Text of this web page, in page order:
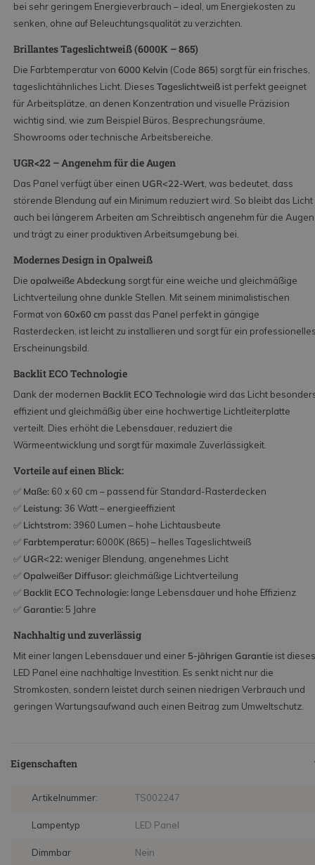
bei sehr geringem Energieverbrauch – ideal, um Energiekosten zu
senken, ohne auf Beleuchtungsqualität zu verzichten.
Brillantes Tageslichtweiß (6000K – 865)
Die Farbtemperatur von 6000 Kelvin (Code 865) sorgt für ein frisches,
tageslichtähnliches Licht. Dieses Tageslichtweiß ist perfekt geeignet
für Arbeitsplätze, an denen Konzentration und visuelle Präzision
wichtig sind, wie zum Beispiel Büros, Besprechungsräume,
Showrooms oder technische Arbeitsbereiche.
UGR<22 – Angenehm für die Augen
Das Panel verfügt über einen UGR<22‑Wert, was bedeutet, dass
störende Blendung auf ein Minimum reduziert wird. So bleibt das Licht
auch bei längerem Arbeiten am Schreibtisch angenehm für die Augen
und trägt zu einer produktiven Arbeitsumgebung bei.
Modernes Design in Opalweiß
Die opalweiße Abdeckung sorgt für eine weiche und gleichmäßige
Lichtverteilung ohne dunkle Stellen. Mit seinem minimalistischen
Format von 60x60 cm passt das Panel perfekt in gängige
Rasterdecken, ist leicht zu installieren und sorgt für ein
Erscheinungsbild.
Backlit ECO Technologie
Dank der modernen Backlit ECO Technologiewird das Licht
effizient und gleichmäßig über eine hochwertige Lichtleiterplatte
verteilt. Dies erhöht die Lebensdauer, reduziert die
Wärmeentwicklung und sorgt für maximale Zuverlässigkeit.
Vorteile auf einen Blick:
✅ Maße: 60 x 60 cm – passend für Standard-Rasterdecken
✅ Leistung: 36 Watt – energieeffizient
✅ Lichtstrom: 3960 Lumen – hohe Lichtausbeute
✅ Farbtemperatur: 6000K (865) – helles Tageslichtweiß
✅ UGR<22:weniger Blendung, angenehmes Licht
✅ Opalweißer Diffusor: gleichmäßige Lichtverteilung
✅ Backlit ECO Technologie: lange Lebensdauer und hohe Effizienz
✅ Garantie: 5 Jahre
Nachhaltig und zuverlässig
Mit einer langen Lebensdauer und einer 5‑jährigen Garantie ist dieses
LED Panel eine nachhaltige Investition. Es senkt nicht nur die
Stromkosten, sondern leistet durch seinen niedrigen Verbrauch und
geringen Wartungsaufwand auch einen Beitrag zum Umweltschutz.
Eigenschaften
Artikelnummer: TS002247
Lampentyp LED Panel
Dimmbar Nein